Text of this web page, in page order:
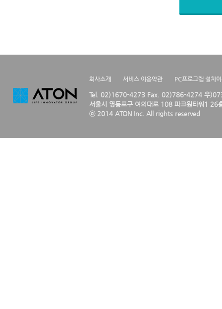
회사소개 서비스 이용약관 PC프로그램 설치
Tel. 02)1670-4273 Fax. 02)786-4274 우
서울시 영등포구 여의대로 108 파크원타워1 26
ⓒ 2014 ATON Inc. All rights reserved